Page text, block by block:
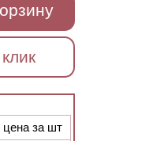
цена за шт